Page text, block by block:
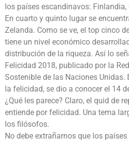
los países escandinavos:
En cuarto y quinto lugar se
Zelanda. Como se ve, el top cinco
tiene un nivel económico
distribución de la riqueza. Así lo
Felicidad 2018, publicado por la
Sostenible de las Naciones
la felicidad, se dio a conocer el 14
¿Qué les parece? Claro, el quid de
entiende por felicidad. Una tema
los filósofos.
No debe extrañarnos que los